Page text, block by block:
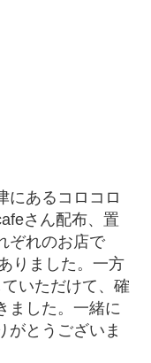
にあるコロコロ
さん配布、置
ぞれのお店で
りました。一方
いただけて、確
ました。一緒に
がとうございま